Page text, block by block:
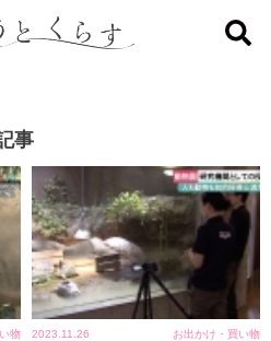
事
物 2023.11.26 お出かけ・買い物